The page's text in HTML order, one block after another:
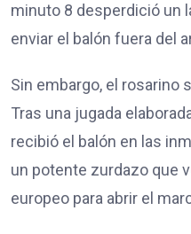
minuto 8 desperdició un
enviar el balón fuera del
Sin embargo, el rosarino
Tras una jugada
recibió el balón en las
un potente zurdazo que
europeo para abrir el